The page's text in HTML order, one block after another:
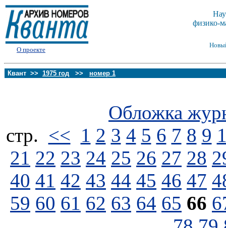
О проекте
физико-
Квант >> 1975 год >> номер 1
Обложка
стp. << 1 2 3 4 5 6 7 8 9
21 22 23 24 25 26 27 28
40 41 42 43 44 45 46 47
59 60 61 62 63 64 65 66